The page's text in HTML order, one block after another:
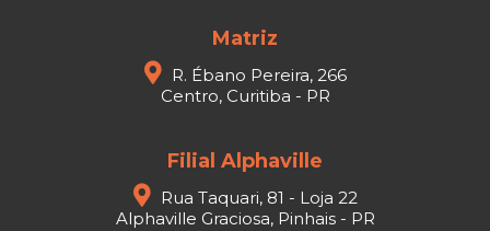
Matriz
R. Ébano Pereira, 266
Centro, Curitiba - PR
Filial Alphaville
Rua Taquari, 81 - Loja 22
Alphaville Graciosa, Pinhais - PR